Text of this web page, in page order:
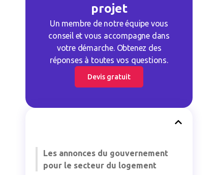
projet
Un membre de notre équipe vous
conseil et vous accompagne dans
votre démarche. Obtenez des
réponses à toutes vos questions.
Devis gratuit
Les annonces du gouvernement
pour le secteur du logement